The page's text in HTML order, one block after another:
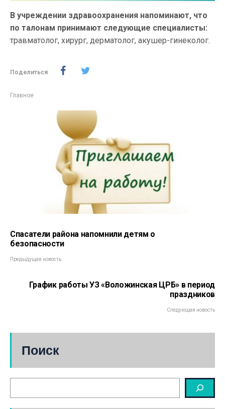
В учреждении здравоохранения напоминают, что
по талонам принимают следующие специалисты:
травматолог, хирург, дерматолог, акушер-гинеколог.
Поделиться
Главное
Спасатели района напомнили детям о
безопасности
Предыдущая новость
График работы УЗ «Воложинская ЦРБ» в период
праздников
Следующая новость
Поиск